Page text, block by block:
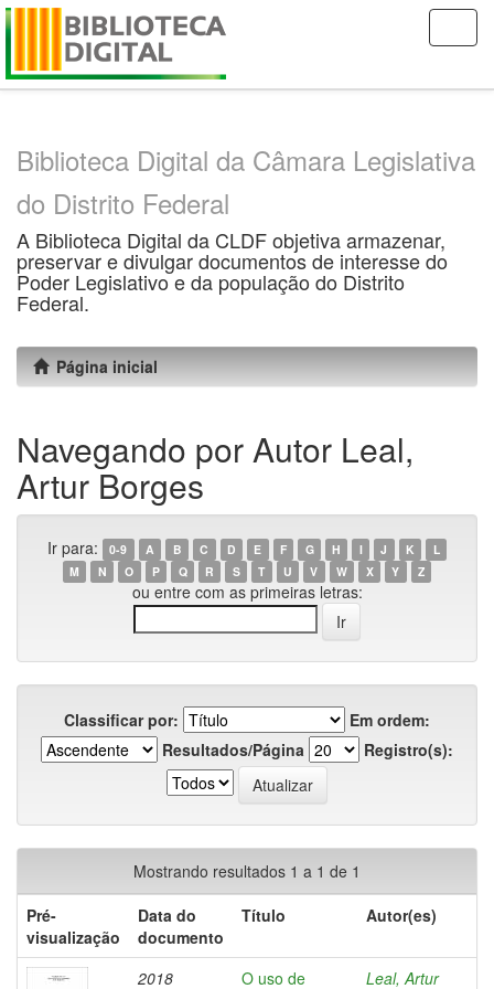
Skip
Biblioteca Digital da Câmara Legislativa
do Distrito Federal
A Biblioteca Digital da CLDF objetiva armazenar,
preservar e divulgar documentos de interesse do
Poder Legislativo e da população do Distrito
Federal.
Página inicial
Navegando por Autor Leal,
Artur Borges
Ir para: 0-9 A B C D E F G H I J K
L
M
N O P Q R S T U V W X Y Z
ou entre com as primeiras letras:
Classificar por:
Em ordem:
Resultados/Página
Registro(s):
Mostrando resultados 1 a 1 de 1
Pré-
visualização
Data do
documento
Título Autor(es)
2018 O uso de Leal, Artur